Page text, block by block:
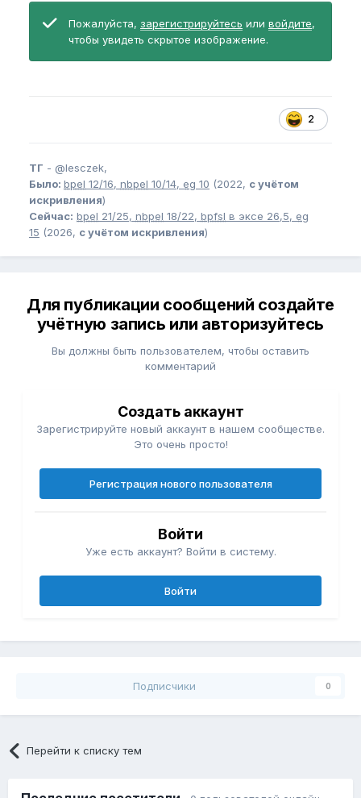
Пожалуйста, зарегистрируйтесь или войдите,
чтобы увидеть скрытое изображение.
2
ТГ - @lesczek,
Было: bpel 12/16, nbpel 10/14, eg 10 (2022, с учётом
искривления)
Сейчас: bpel 21/25, nbpel 18/22, bpfsl в эксе 26,5, eg
15 (2026, с учётом искривления)
Для публикации сообщений создайте
учётную запись или авторизуйтесь
Вы должны быть пользователем, чтобы оставить
комментарий
Создать аккаунт
Зарегистрируйте новый аккаунт в нашем сообществе.
Это очень просто!
Регистрация нового пользователя
Войти
Уже есть аккаунт? Войти в систему.
Войти
Подписчики 0
Перейти к списку тем